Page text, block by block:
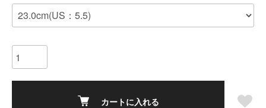
カートに入れる